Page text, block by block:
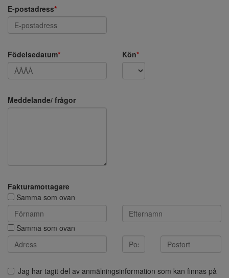
E-postadress*
Födelsedatum* Kön*
Meddelande/ frågor
Fakturamottagare
Samma som ovan
Samma som ovan
Jag har tagit del av anmälningsinformation som kan finnas på